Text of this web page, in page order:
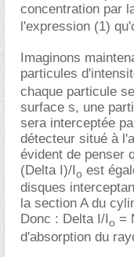
concentration par
l'expression (1)
Imaginons
particules
chaque particule
surface s, une
sera interceptée
détecteur situé à
évident de penser
(Delta I)/Io est
disques
la section A du
Donc : Delta I/I o =
d'absorption du